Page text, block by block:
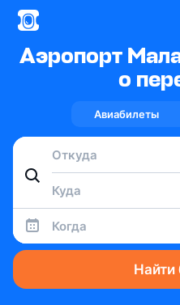
Аэропорт
о
Авиабилеты
Когда
Найти